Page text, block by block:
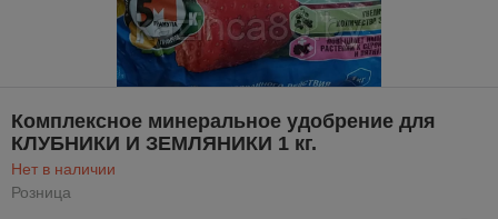
Комплексное минеральное удобрение для
КЛУБНИКИ И ЗЕМЛЯНИКИ 1 кг.
Нет в наличии
Розница